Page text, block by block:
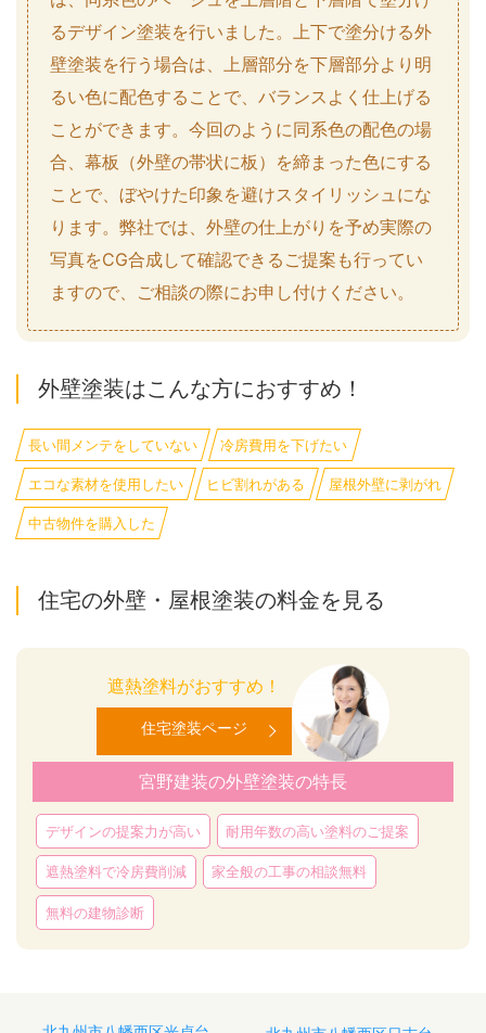
るデザイン塗装を行いました。上下で塗分ける外
壁塗装を行う場合は、上層部分を下層部分より明
るい色に配色することで、バランスよく仕上げる
ことができます。今回のように同系色の配色の場
合、幕板（外壁の帯状に板）を締まった色にする
ことで、ぼやけた印象を避けスタイリッシュにな
ります。弊社では、外壁の仕上がりを予め実際の
写真をCG合成して確認できるご提案も行ってい
ますので、ご相談の際にお申し付けください。
外壁塗装はこんな方におすすめ！
長い間メンテをしていない 冷房費用を下げたい
エコな素材を使用したい ヒビ割れがある 屋根外壁に剥がれ
中古物件を購入した
住宅の外壁・屋根塗装の料金を見る
遮熱塗料がおすすめ！
住宅塗装ページ
宮野建装の外壁塗装の特長
デザインの提案力が高い 耐用年数の高い塗料のご提案
遮熱塗料で冷房費削減 家全般の工事の相談無料
無料の建物診断